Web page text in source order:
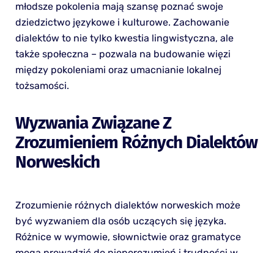
młodsze pokolenia mają szansę poznać swoje
dziedzictwo językowe i kulturowe. Zachowanie
dialektów to nie tylko kwestia lingwistyczna, ale
także społeczna – pozwala na budowanie więzi
między pokoleniami oraz umacnianie lokalnej
tożsamości.
Wyzwania Związane Z
Zrozumieniem Różnych Dialektów
Norweskich
Zrozumienie różnych dialektów norweskich może
być wyzwaniem dla osób uczących się języka.
Różnice w wymowie, słownictwie oraz gramatyce